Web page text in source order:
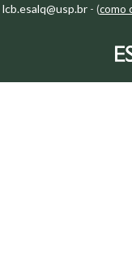
lcb.esalq@usp.br- (como